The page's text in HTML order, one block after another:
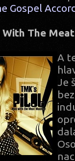
Gospel
The
A
Je